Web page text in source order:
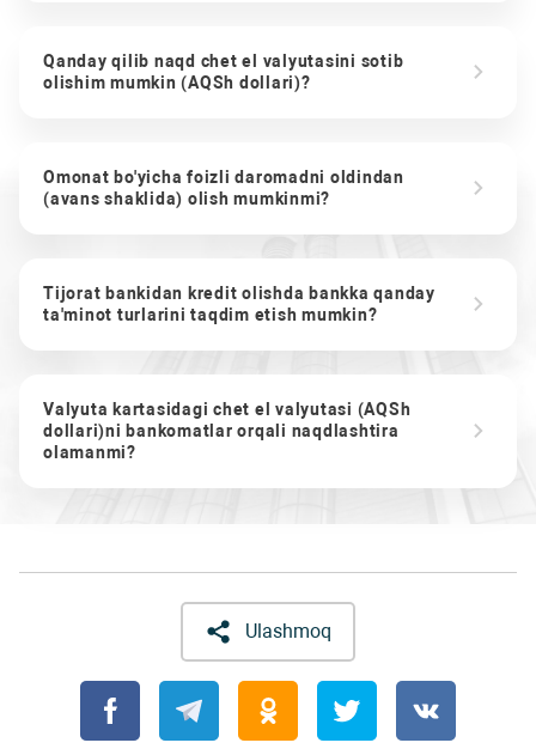
Qanday qilib naqd chet el valyutasini sotib
olishim mumkin (AQSh dollari)?
Omonat bo'yicha foizli daromadni oldindan
(avans shaklida) olish mumkinmi?
Tijorat bankidan kredit olishda bankka qanday
ta'minot turlarini taqdim etish mumkin?
Valyuta kartasidagi chet el valyutasi (AQSh
dollari)ni bankomatlar orqali naqdlashtira
olamanmi?
Ulashmoq